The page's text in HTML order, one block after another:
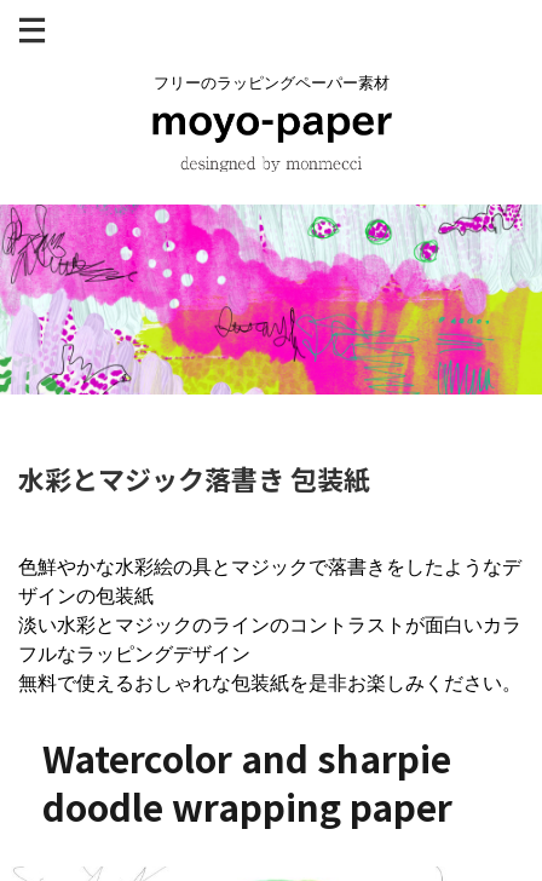
フリーのラッピングペーパー素材
水彩とマジック落書き 包装紙
色鮮やかな水彩絵の具とマジックで落書きをしたようなデ
ザインの包装紙
淡い水彩とマジックのラインのコントラストが面白いカラ
フルなラッピングデザイン
無料で使えるおしゃれな包装紙を是非お楽しみください。
Watercolor and sharpie
doodle wrapping paper